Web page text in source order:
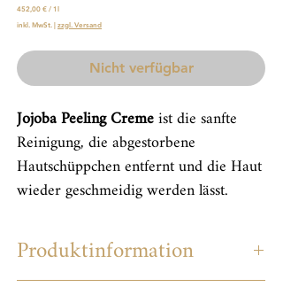
452,00 € / 1l
pro
inkl. MwSt. | zzgl. Versand
Nicht verfügbar
Jojoba Peeling Cremeist die sanfte
Reinigung, die abgestorbene
Hautschüppchen entfernt und die Haut
wieder geschmeidig werden lässt.
Produktinformation